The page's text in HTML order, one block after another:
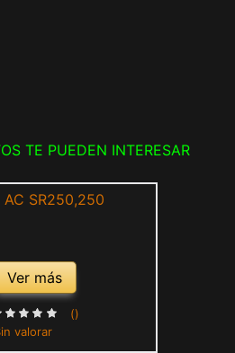
TE PUEDEN INTERESAR
Ver más
valorar
()